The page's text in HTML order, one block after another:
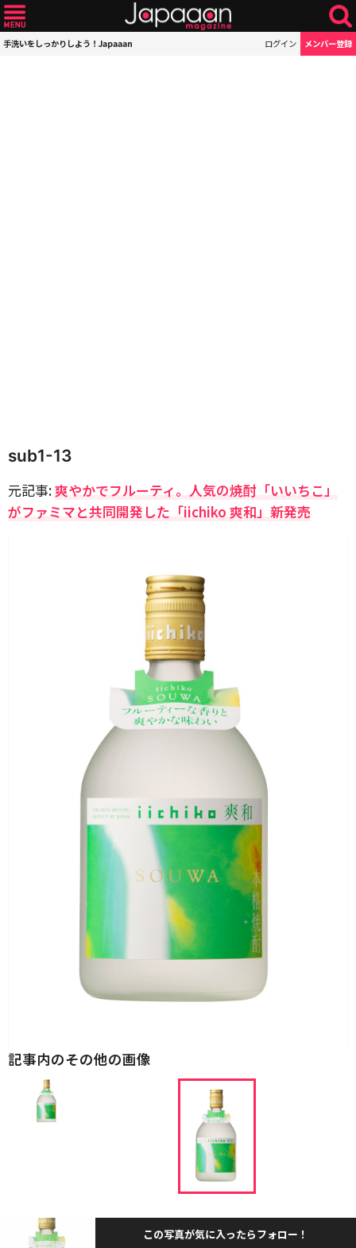
手洗いをしっかりしよう！Japaaan ログイン メンバー登録
sub1-13
元記事:爽やかでフルーティ。人気の焼酎「いいちこ」
がファミマと共同開発した「iichiko 爽和」新発売
記事内のその他の画像
この写真が気に入ったらフォロー！